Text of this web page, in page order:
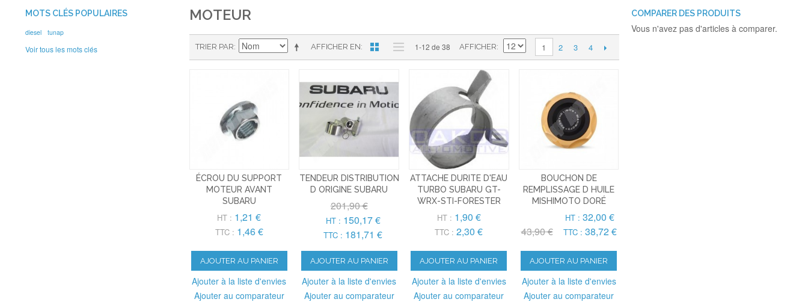
MOTEUR
AFFICHER EN
TRIER PAR 1-12 de 38 AFFICHER 1 2 3 4
ÉCROU DU SUPPORT
MOTEUR AVANT
SUBARU
HT : 1,21 €
TTC : 1,46 €
AJOUTER AU PANIER
Ajouter à la liste d'envies
Ajouter au comparateur
TENDEUR DISTRIBUTION
D ORIGINE SUBARU
201,90 €
HT : 150,17 €
TTC : 181,71 €
AJOUTER AU PANIER
Ajouter à la liste d'envies
Ajouter au comparateur
ATTACHE DURITE D'EAU
TURBO SUBARU GT-
WRX-STI-FORESTER
HT : 1,90 €
TTC : 2,30 €
AJOUTER AU PANIER
Ajouter à la liste d'envies
Ajouter au comparateur
BOUCHON DE
REMPLISSAGE D HUILE
MISHIMOTO DORÉ
43,90 €
HT : 32,00 €
TTC : 38,72 €
AJOUTER AU PANIER
Ajouter à la liste d'envies
Ajouter au comparateur
MOTS CLÉS POPULAIRES
diesel tunap
Voir tous les mots clés
COMPARER DES PRODUITS
Vous n'avez pas d'articles à comparer.